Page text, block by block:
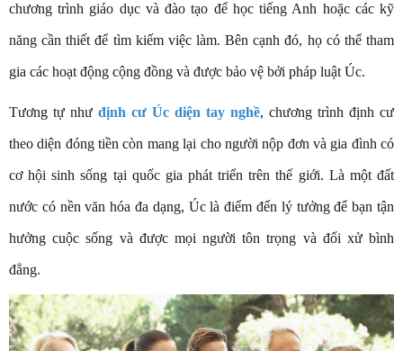
chương trình giáo dục và đào tạo để học tiếng Anh hoặc các kỹ
năng cần thiết để tìm kiếm việc làm. Bên cạnh đó, họ có thể tham
gia các hoạt động cộng đồng và được bảo vệ bởi pháp luật Úc.
Tương tự như định cư Úc diện tay nghề, chương trình định cư
theo diện đóng tiền còn mang lại cho người nộp đơn và gia đình có
cơ hội sinh sống tại quốc gia phát triển trên thế giới. Là một đất
nước có nền văn hóa đa dạng, Úc là điểm đến lý tưởng để bạn tận
hưởng cuộc sống và được mọi người tôn trọng và đối xử bình
đẳng.